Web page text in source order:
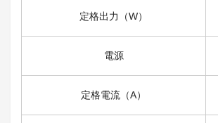
定格出力（W）
電源
定格電流（A）